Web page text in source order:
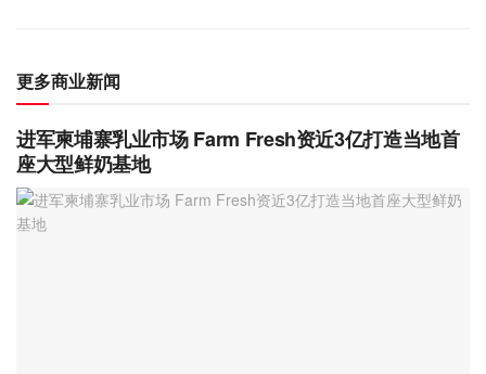
更多商业新闻
进军柬埔寨乳业市场 Farm Fresh资近3亿打造当地首
座大型鲜奶基地